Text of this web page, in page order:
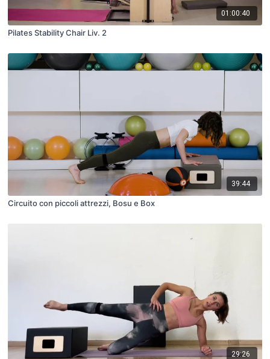
01:00:40
Pilates Stability Chair Liv. 2
39:44
Circuito con piccoli attrezzi, Bosu e Box
29:26